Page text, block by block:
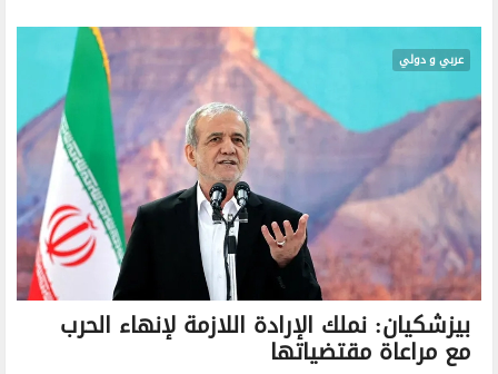
عربي و دولي
بيزشكيان: نملك الإرادة اللازمة لإنهاء الحرب
مع مراعاة مقتضياتها